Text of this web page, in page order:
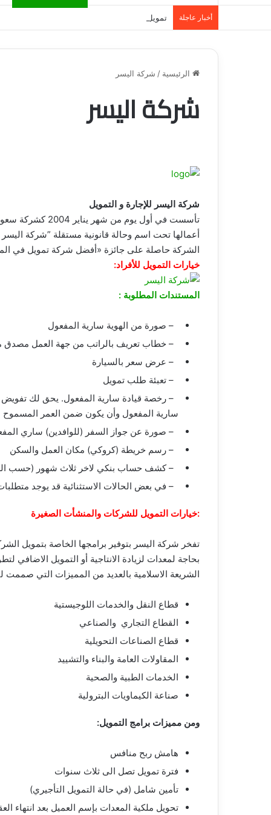
أخبار عاجلة تمويل المدينة المنورة: حلول مالية مرنة تلبي
الرئيسية / شركة اليسر
شركة اليسر
شركة اليسر للإجارة و التمويل
تأسست في أول
أعمالها تحت اسم وحالة قانونية مستقلة ”شركة اليسر
الشركة حاصلة على جائزة «أفضل شركة تمويل في المملكة لعام 2015 « من قِبل مجلة
خيارات التمويل للأفراد:
المستندات المطلوبة :
– صورة من الهوية سارية المفعول
– خطاب تعريف بالراتب من جهة العمل مصدق
– عرض سعر بالسيارة
– تعبئة طلب تمويل
– رخصة قيادة سارية المفعول. يحق لك
سارية المفعول وأن يكون ضمن العمر المسموح
– صورة عن جواز السفر (للوافدين) ساري
– رسم خريطة (كروكي) مكان العمل والسكن
– كشف حساب بنكي لاخر ثلاث شهور (حسب
– في بعض الحالات الاستثنائية قد يوجد
خيارات التمويل للشركات والمنشأت الصغيرة:
تفخر شركة اليسر بتوفير برامجها الخاصة بتمويل
بحاجة لمعدات لزيادة الانتاجية أو التمويل الاضافي
الشريعة الاسلامية بالعديد من المميزات التي صممت
قطاع النقل والخدمات اللوجيستية
القطاع التجاري والصناعي
قطاع الصناعات التحويلية
المقاولات العامة والبناء والتشييد
الخدمات الطبية والصحية
صناعة الكيماويات البترولية
ومن مميزات برامج التمويل:
هامش ربح منافس
فترة تمويل تصل الى ثلاث سنوات
تأمين شامل (في حالة التمويل التأجيري)
تحويل ملكية المعدات بإسم العميل بعد انتهاء